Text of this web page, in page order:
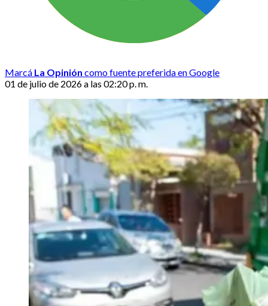
Marcá La Opinión como fuente preferida en Google
01 de julio de 2026 a las 02:20 p. m.